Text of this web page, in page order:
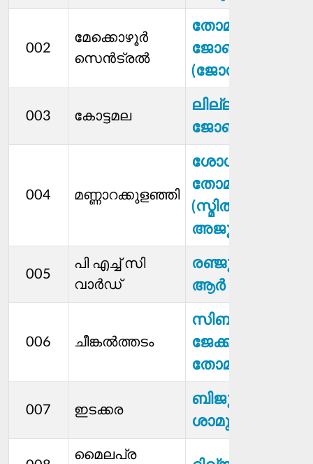
002
മേക്കൊഴൂര്‍
സെൻട്രൽ
തോമസ് പി
ജോൺ
(ജോസ്)
003 കോട്ടമല
ലില്ലിക്കുട്ടി
ജോൺ
004 മണ്ണാറക്കുളഞ്ഞി
ശോശാമ്മ
തോമസ്
(സ്മിത
അജൂസ്)
005
പി എച്ച് സി
വാർഡ്
രഞ്ജു സി
ആർ
006 ചീങ്കൽത്തടം
സിബി
ജേക്കബ്ബ്
തോമസ്
007 ഇടക്കര
ബിജു
ശാമുവേൽ
മൈലപ്ര